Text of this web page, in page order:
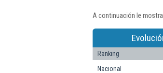
A continuación le
Ranking
Nacional